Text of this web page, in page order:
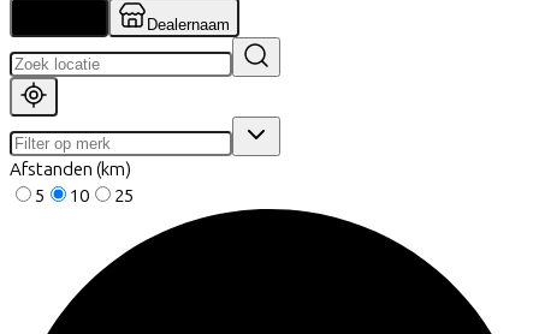
Dealernaam
Afstanden (km)
5
10 25